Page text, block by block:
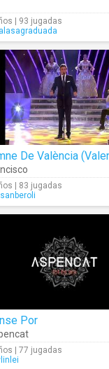
| 93 jugadas
| 83 jugadas
Por
| 77 jugadas